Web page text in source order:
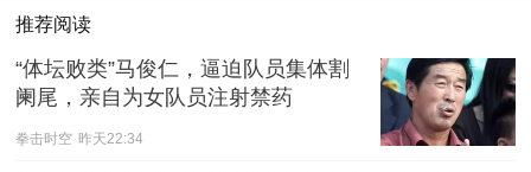
推荐阅读
“体坛败类”马俊仁，逼迫队员集体割
阑尾，亲自为女队员注射禁药
拳击时空 昨天22:34